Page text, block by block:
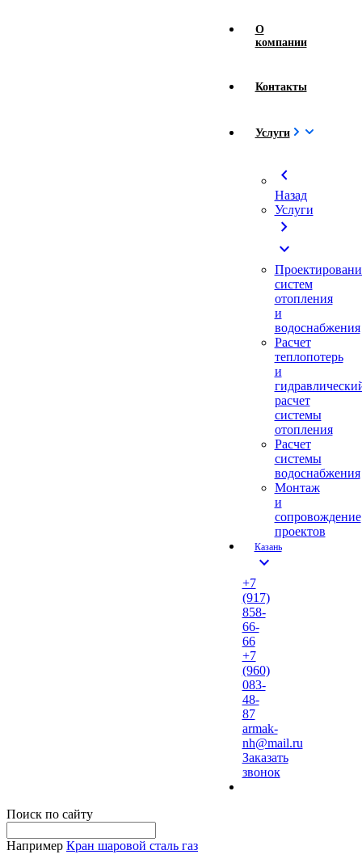
О
компании
Контакты
Услуги
chevron_left
Назад
Услуги
chevron_right
expand_more
систем
отопления
и
водоснабжения
Расчет
теплопотерь
и
расчет
системы
отопления
Расчет
системы
водоснабжения
Монтаж
и
сопровождение
проектов
Казань
expand_more
+7
(917)
858-
66-
66
+7
(960)
083-
48-
87
armak-
nh@mail.ru
Заказать
звонок
Поиск по сайту
Например Кран шаровой сталь газ